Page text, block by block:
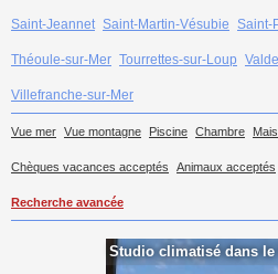
Saint-Jeannet Saint-Martin-Vésubie Saint-
Théoule-sur-Mer Tourrettes-sur-Loup
Villefranche-sur-Mer
Vue mer Vue montagne Piscine Chambre
Chèques vacances acceptés Animaux acceptés
Recherche avancée
Studio climatisé dans le